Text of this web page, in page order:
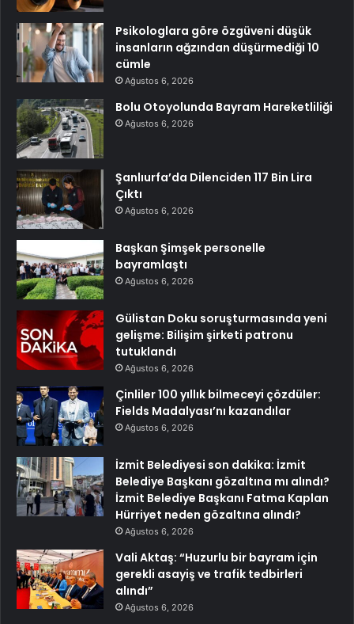
Psikologlara göre özgüveni düşük
insanların ağzından düşürmediği 10
cümle
Ağustos 6, 2026
Bolu Otoyolunda Bayram Hareketliliği
Ağustos 6, 2026
Şanlıurfa’da Dilenciden 117 Bin Lira
Çıktı
Ağustos 6, 2026
Başkan Şimşek personelle
bayramlaştı
Ağustos 6, 2026
Gülistan Doku soruşturmasında yeni
gelişme: Bilişim şirketi patronu
tutuklandı
Ağustos 6, 2026
Çinliler 100 yıllık bilmeceyi çözdüler:
Fields Madalyası’nı kazandılar
Ağustos 6, 2026
İzmit Belediyesi son dakika: İzmit
Belediye Başkanı gözaltına mı alındı?
İzmit Belediye Başkanı Fatma Kaplan
Hürriyet neden gözaltına alındı?
Ağustos 6, 2026
Vali Aktaş: “Huzurlu bir bayram için
gerekli asayiş ve trafik tedbirleri
alındı”
Ağustos 6, 2026